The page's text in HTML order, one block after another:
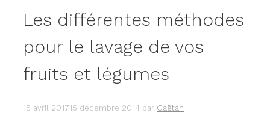
Les différentes méthodes
pour le lavage de vos
fruits et légumes
15 avril 201715 décembre 2014 par Gaëtan